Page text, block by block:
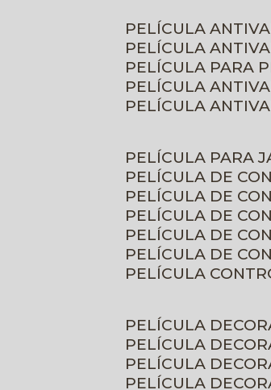
PELÍCULA
PELÍCULA
PELÍCULA PARA
PELÍCULA
PELÍCULA
PELÍCULA PARA
PELÍCULA DE
PELÍCULA DE
PELÍCULA DE
PELÍCULA DE
PELÍCULA DE
PELÍCULA
PELÍCULA
PELÍCULA
PELÍCULA
PELÍCULA